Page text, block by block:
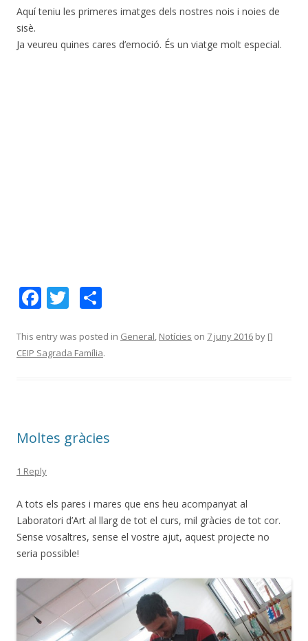
Aquí teniu les primeres imatges dels nostres nois i noies de
sisè.
Ja veureu quines cares d’emoció. És un viatge molt especial.
F
e
b
k
T
itt
er
m
p
ix
This entry was posted in General, Notícies on 7 juny 2016 by []
CEIP Sagrada Família.
Moltes gràcies
1 Reply
A tots els pares i mares que ens heu acompanyat al
Laboratori d’Art al llarg de tot el curs, mil gràcies de tot cor.
Sense vosaltres, sense el vostre ajut, aquest projecte no
seria possible!